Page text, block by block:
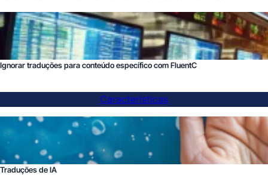
Ignorar traduções para conteúdo específico com FluentC
Características
Traduções de IA